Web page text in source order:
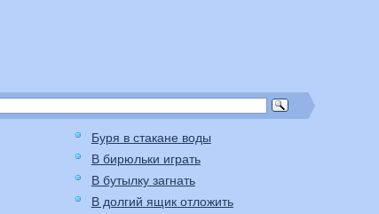
Буря в стакане воды
В бирюльки играть
В бутылку загнать
В долгий ящик отложить